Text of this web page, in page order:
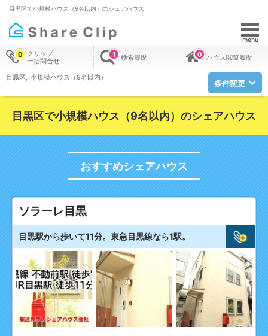
目黒区で小規模ハウス（9名以内）のシェアハウス
menu
クリップ
一括問合せ
0 検索履歴
1 ハウス閲覧履歴
0
目黒区 小規模ハウス（9名以内）
条件変更
目黒区で小規模ハウス（9名以内）のシェアハウス
おすすめシェアハウス
ソラーレ目黒
目黒駅から歩いて11分。東急目黒線なら1駅。